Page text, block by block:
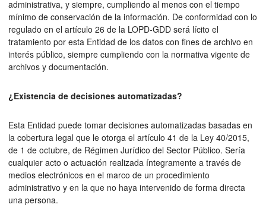
administrativa, y siempre, cumpliendo al menos con el tiempo
mínimo de conservación de la información. De conformidad con lo
regulado en el artículo 26 de la LOPD-GDD será lícito el
tratamiento por esta Entidad de los datos con fines de archivo en
interés público, siempre cumpliendo con la normativa vigente de
archivos y documentación.
¿Existencia de decisiones automatizadas?
Esta Entidad puede tomar decisiones automatizadas basadas en
la cobertura legal que le otorga el artículo 41 de la Ley 40/2015,
de 1 de octubre, de Régimen Jurídico del Sector Público. Sería
cualquier acto o actuación realizada íntegramente a través de
medios electrónicos en el marco de un procedimiento
administrativo y en la que no haya intervenido de forma directa
una persona.